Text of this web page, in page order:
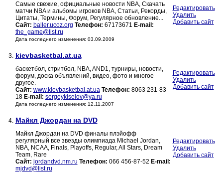
Самые свежие, официальные новости NBA, Скачать
матчи NBA и альбомы игроков NBA, Статьи, Рекорды,
Цитаты, Термины, Форум, Регулярное обновление...
Сайт: baller.ucoz.org Телефон: 67173671 E-mail:
the_game@list.ru
Дата последнего изменения: 03.09.2009
Редактировать
Удалить
Добавить сайт
3. kievbasketbal.at.ua
баскетбол, стритбол, NBA, AND1, турниры, новости,
форум, доска объявлений, видео, фото и многое
другое.
Сайт: www.kievbasketbal.at.ua Телефон: 8063 231-83-
18 E-mail: sergeykiselov@ya.ru
Дата последнего изменения: 12.11.2007
Редактировать
Удалить
Добавить сайт
4. Майкл Джордан на DVD
Майкл Джордан на DVD финалы плэйофф
регулярный все звезды олимпиада Michael Jordan,
NBA, NCAA, Finals, Playoffs, Regular, All Stars, Dream
Team, Rare
Сайт: jordandvd.nm.ru Телефон: 066 456-87-52 E-mail:
mjdvd@list.ru
Редактировать
Удалить
Добавить сайт